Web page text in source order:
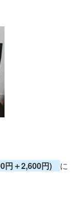
円＋2,600円) に